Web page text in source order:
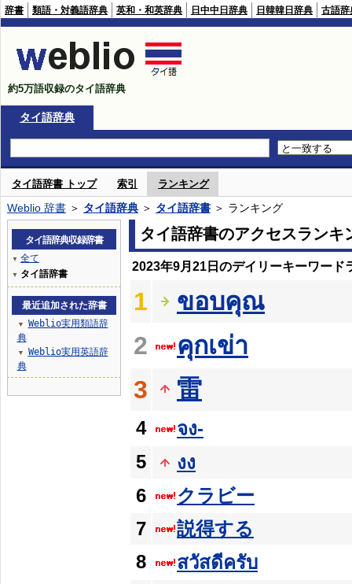
辞書 類語・対義語辞典 英和・和英辞典 日中中日辞典 日韓韓日辞典 古語辞
約5万語収録のタイ語辞典
タイ語辞典
タイ語辞書 トップ 索引 ランキング
Weblio 辞書 ＞ タイ語辞典 ＞ タイ語辞書 ＞ ランキング
タイ語辞書のアクセスランキ
2023年9月21日のデイリーキーワード
1
ขอบคุณ
2
คุกเข่า
3
雷
4
จง-
5
งง
6
クラビー
7
説得する
8
สวัสดีครับ
タイ語辞典収録辞書
▼ 全て
▼ タイ語辞書
最近追加された辞書
▼
Weblio実用類語辞
典
▼
Weblio実用英語辞
典